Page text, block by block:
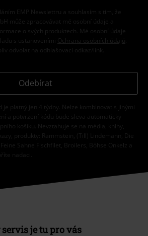
EMP Newslettru a souhlasím s tím, že
může zpracovávat mé osobní údaje a
o svých produktech. Mé osobní údaje
s ustanoveními
Ochrana osobních údajů
odvolat na odhlašovací odkaz/link.
Odebírat
je platný jen 4 týdny. Nelze kombinovat s jinými
a potvrzení kódu bude sleva automaticky
košíku. Nevztahuje se na média, knihy,
produkty: Rammstein, (Till) Lindemann, Die
Sahne Fischfilet, Broilers, Böhse Onkelz a
nadaci.
je tu pro vás